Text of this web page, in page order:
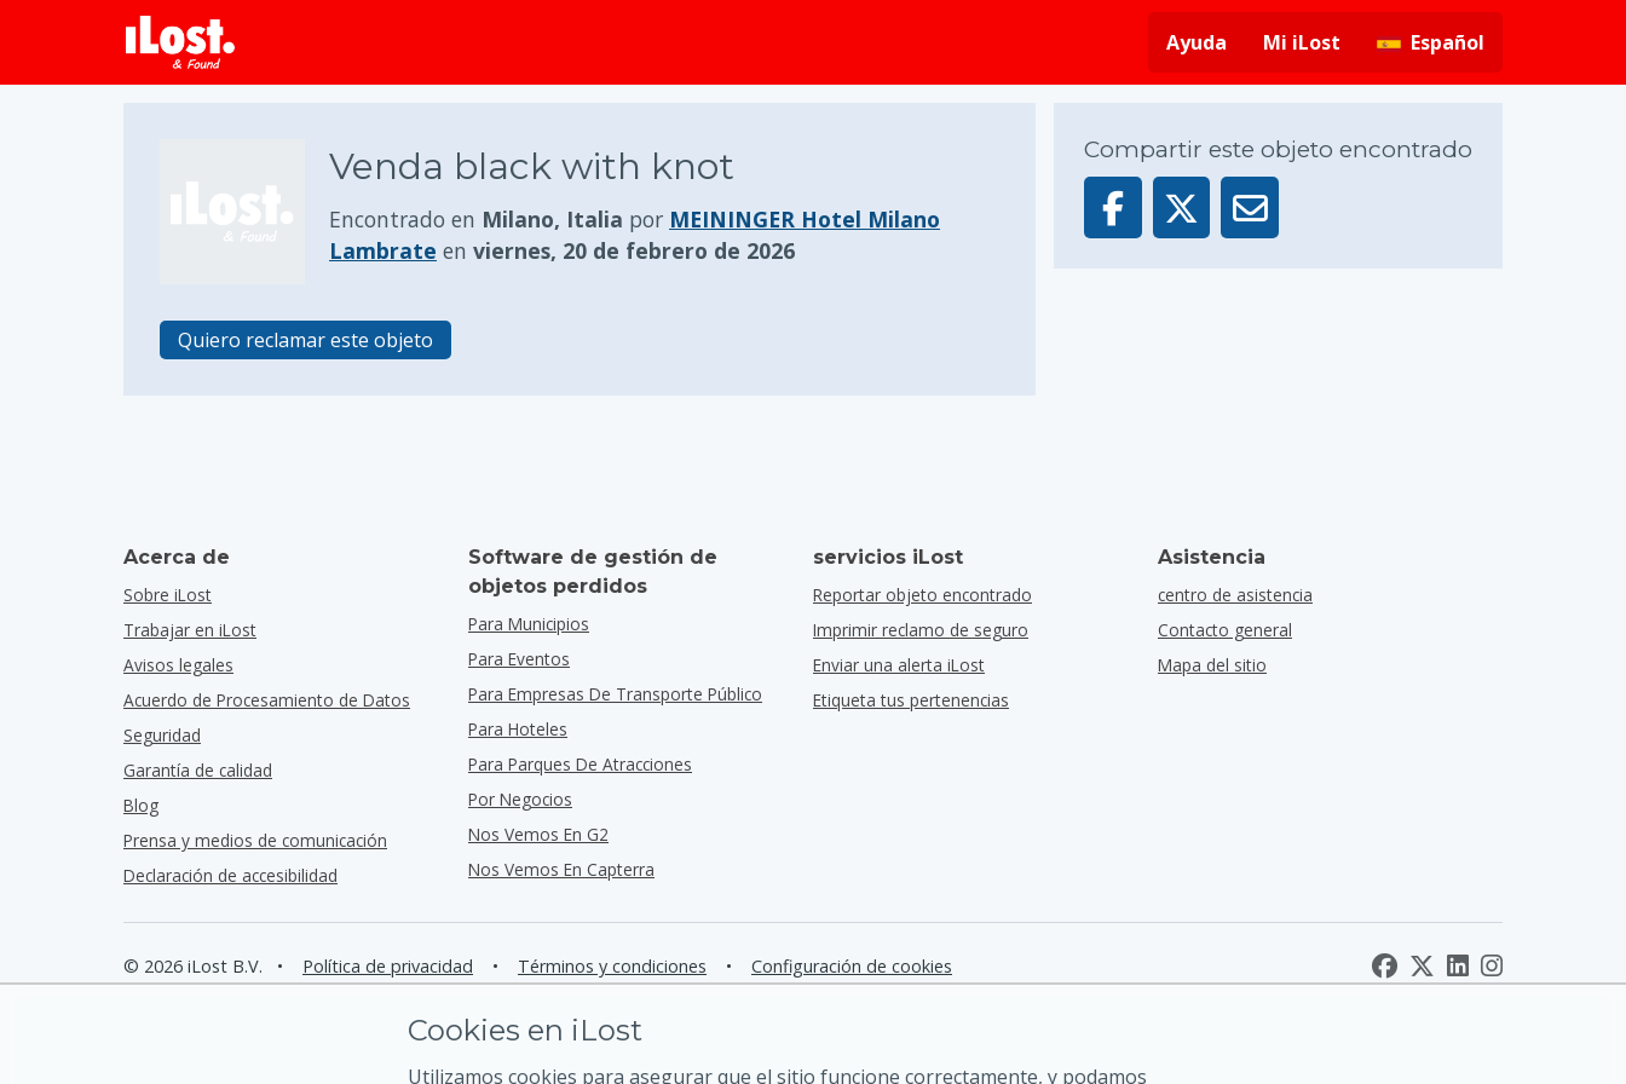
Ayuda Mi iLost Español
Venda black with knot
Encontrado en Milano, Italia por MEININGER Hotel Milano
Lambrate en viernes, 20 de febrero de 2026
Quiero reclamar este objeto
Compartir este objeto encontrado
Acerca de
Sobre iLost
Trabajar en iLost
Avisos legales
Acuerdo de Procesamiento de Datos
Seguridad
Garantía de calidad
Blog
Prensa y medios de comunicación
Declaración de accesibilidad
Software de gestión de
objetos perdidos
Para Municipios
Para Eventos
Para Empresas De Transporte Público
Para Hoteles
Para Parques De Atracciones
Por Negocios
Nos Vemos En G2
Nos Vemos En Capterra
servicios iLost
Reportar objeto encontrado
Imprimir reclamo de seguro
Enviar una alerta iLost
Etiqueta tus pertenencias
Asistencia
centro de asistencia
Contacto general
Mapa del sitio
© 2026 iLost B.V. • Política de privacidad • Términos y condiciones • Configuración de cookies
Cookies en iLost
Utilizamos cookies para asegurar que el sitio funcione correctamente, y podamos